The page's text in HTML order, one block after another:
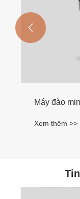
Máy đào
Xem thêm >>
